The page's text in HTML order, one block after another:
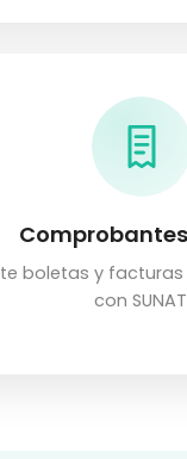
Comprobantes
boletas y
con